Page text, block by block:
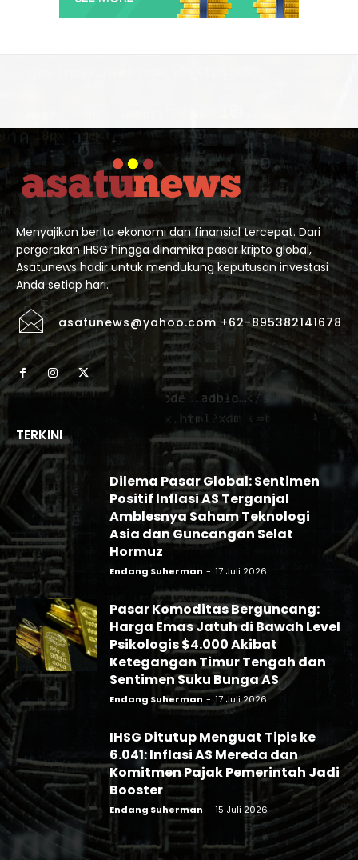
Menyajikan berita ekonomi dan finansial tercepat. Dari
pergerakan IHSG hingga dinamika pasar kripto global,
Asatunews hadir untuk mendukung keputusan investasi
Anda setiap hari.
asatunews@yahoo.com +62-895382141678
TERKINI
Dilema Pasar Global: Sentimen
Positif Inflasi AS Terganjal
Amblesnya Saham Teknologi
Asia dan Guncangan Selat
Hormuz
Endang Suherman - 17 Juli 2026
Pasar Komoditas Berguncang:
Harga Emas Jatuh di Bawah Level
Psikologis $4.000 Akibat
Ketegangan Timur Tengah dan
Sentimen Suku Bunga AS
Endang Suherman - 17 Juli 2026
IHSG Ditutup Menguat Tipis ke
6.041: Inflasi AS Mereda dan
Komitmen Pajak Pemerintah Jadi
Booster
Endang Suherman - 15 Juli 2026